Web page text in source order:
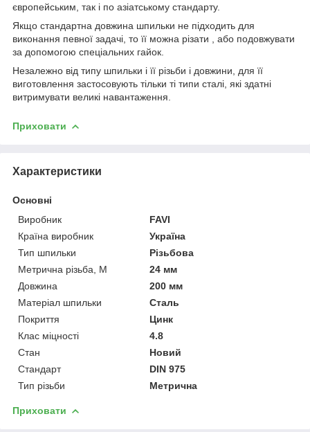
європейським, так і по азіатському стандарту.
Якщо стандартна довжина шпильки не підходить для
виконання певної задачі, то її можна різати , або подовжувати
за допомогою спеціальних гайок.
Незалежно від типу шпильки і її різьби і довжини, для її
виготовлення застосовують тільки ті типи сталі, які здатні
витримувати великі навантаження.
Приховати
Характеристики
Основні
Виробник
FAVI
Країна виробник
Україна
Тип шпильки
Різьбова
Метрична різьба, М
24 мм
Довжина
200 мм
Матеріал шпильки
Сталь
Покриття
Цинк
Клас міцності
4.8
Стан
Новий
Стандарт
DIN 975
Тип різьби
Метрична
Приховати